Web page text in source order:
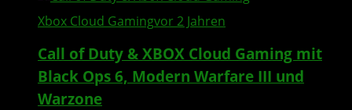
Xbox Cloud Gamingvor 2 Jahren
Call of Duty & XBOX Cloud Gaming mit
Black Ops 6, Modern Warfare III und
Warzone